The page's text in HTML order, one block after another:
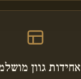
אחידות גוון